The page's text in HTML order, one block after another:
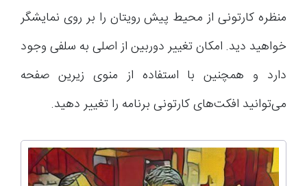
منظره کارتونی از محیط پیش رویتان را بر روی نمایشگر
خواهید دید. امکان تغییر دوربین از اصلی به سلفی وجود
دارد و همچنین با استفاده از منوی زیرین صفحه
می‌توانید افکت‌های کارتونی برنامه را تغییر دهید.